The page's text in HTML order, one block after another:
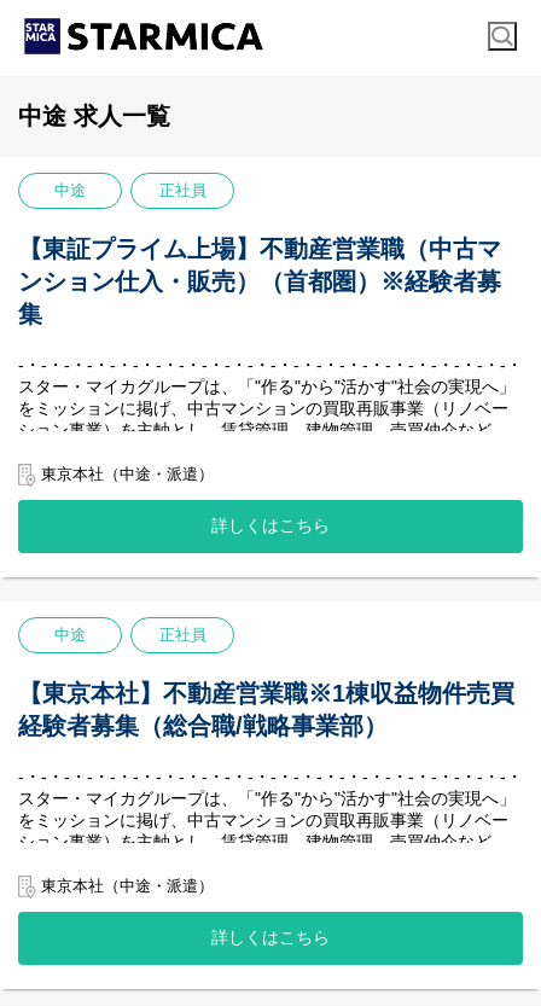
中途 求人一覧
中途 正社員
【東証プライム上場】不動産営業職（中古マ
ンション仕入・販売）（首都圏）※経験者募
集
-・-・-・-・-・-・-・-・-・-・-・-・-・-・-・-・-・-・-・-・-・-・-
スター・マイカグループは、「"作る"から"活かす"社会の実現へ」
をミッションに掲げ、中古マンションの買取再販事業（リノベー
ション事業）を主軸とし、賃貸管理、建物管理、売買仲介など、
私たちの最大の強みは、堅実かつ効率的に収益を生み出す独自の
ビジネスモデルです。
賃貸中のマンションを一室単位で仕入れ、入居者様が退去後にリ
ノベーションして再販する、「家賃収入×売却益」の二軸による収
中古マンション保有戸数は国内1位を誇り、創業以来一度も赤字な
として確固たる地位を築いています。
-・-・-・-・-・-・-・-・-・-・-・-・-・-・-・-・-・-・-・-・-・-・-
【主な業務内容】
ご入社後は、マンションの仕入れ（投資事業部）もしくはリノベ
ーション企画・販売（販売事業部）を行っていただきます。
■マンションの仕入れ（投資事業部）
主に不動産仲介会社様を訪問しての情報収集や金額交渉、契約決
済業務などを行っていただきます。
・不動産仲介会社様へ物件情報のヒアリング
・内見・現地調査
・不動産仲介会社様への金額交渉
・購入成約物件の契約、決済業務 など
東京本社（中途・派遣）
詳しくはこちら
中途 正社員
【東京本社】不動産営業職※1棟収益物件売買
経験者募集（総合職/戦略事業部）
-・-・-・-・-・-・-・-・-・-・-・-・-・-・-・-・-・-・-・-・-・-・-
スター・マイカグループは、「"作る"から"活かす"社会の実現へ」
をミッションに掲げ、中古マンションの買取再販事業（リノベー
ション事業）を主軸とし、賃貸管理、建物管理、売買仲介など、
私たちの最大の強みは、堅実かつ効率的に収益を生み出す独自の
ビジネスモデルです。
賃貸中のマンションを一室単位で仕入れ、入居者様が退去後にリ
ノベーションして再販する、「家賃収入×売却益」の二軸による収
中古マンション保有戸数は国内1位を誇り、創業以来一度も赤字な
東京本社（中途・派遣）
詳しくはこちら